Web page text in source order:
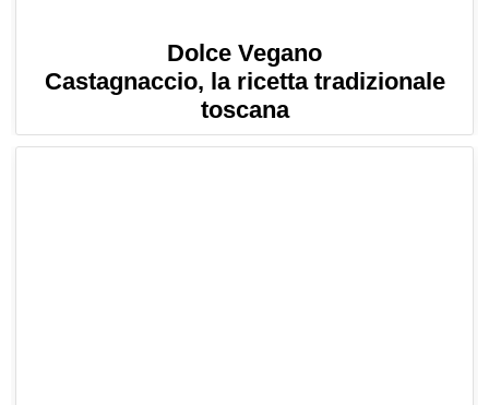
Dolce Vegano
Castagnaccio, la ricetta tradizionale
toscana